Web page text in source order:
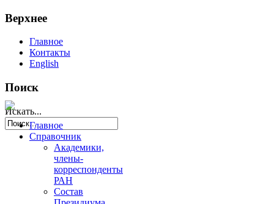
Верхнее
Главное
Контакты
English
Поиск
Искать...
Главное
Справочник
Академики,
члены-
корреспонденты
РАН
Состав